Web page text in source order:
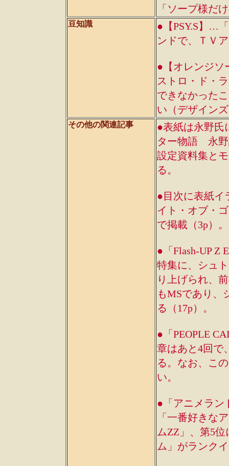
「ソープ様だ
豆知識
●【PSY.S】…
ンドで、ＴＶ
●【オレンジソ
ストロ・ド・
できなかった
い（デザイン
その他の関連記事
●表紙は永野
ター物語 永野
設定資料集と
る。
●目次に表紙イ
イト・オブ・
で掲載（3p）。
●「Flash-UP Z
特集に、シュ
り上げられ、
もMSであり、
る（17p）。
●「PEOPLE
章はあと4回で
る。なお、こ
い。
●「アニメラン
「一番好きな
ムZZ」、第5
ム」がランク